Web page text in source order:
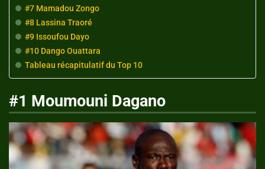
#7 Mamadou Zongo
#8 Lassina Traoré
#9 Issoufou Dayo
#10 Dango Ouattara
Tableau récapitulatif du Top 10
#1 Moumouni Dagano